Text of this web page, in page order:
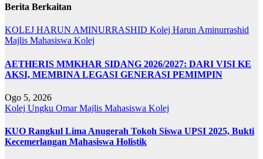
Berita Berkaitan
KOLEJ HARUN AMINURRASHID Kolej Harun Aminurrashid
Majlis Mahasiswa Kolej
AETHERIS MMKHAR SIDANG 2026/2027: DARI VISI KE
AKSI, MEMBINA LEGASI GENERASI PEMIMPIN
Ogo 5, 2026
Kolej Ungku OmarMajlis Mahasiswa Kolej
KUO Rangkul Lima Anugerah Tokoh Siswa UPSI 2025, Bukti
Kecemerlangan Mahasiswa Holistik